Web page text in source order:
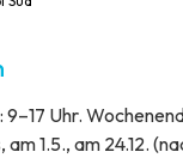
Uhr.
am 1.5., am 24.12.